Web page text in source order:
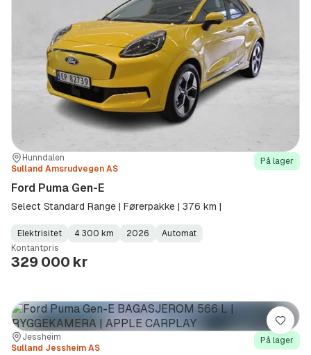
Sted:Hunndalen
Forhandler:
Sulland Amsrudvegen AS
På lager
Ford Puma Gen-E
Select Standard Range | Førerpakke | 376 km |
Fuel
Type:
Elektrisitet
Kilometerstand:
4 300 km
Model
Year:
2026
Gearbox
Type:
Automat
Kontantpris
329 000 kr
Sted:Jessheim
Forhandler:
Sulland Jessheim AS
På lager
Lagre